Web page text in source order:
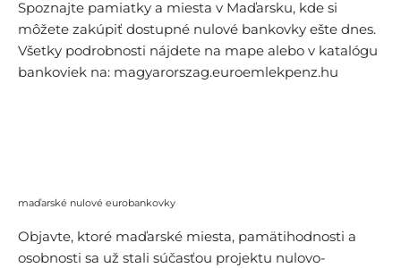
Spoznajte pamiatky a miesta v Maďarsku, kde si
môžete zakúpiť dostupné nulové bankovky ešte dnes.
Všetky podrobnosti nájdete na mape alebo v katalógu
bankoviek na: magyarorszag.euroemlekpenz.hu
maďarské nulové eurobankovky
Objavte, ktoré maďarské miesta, pamätihodnosti a
osobnosti sa už stali súčasťou projektu nulovo-